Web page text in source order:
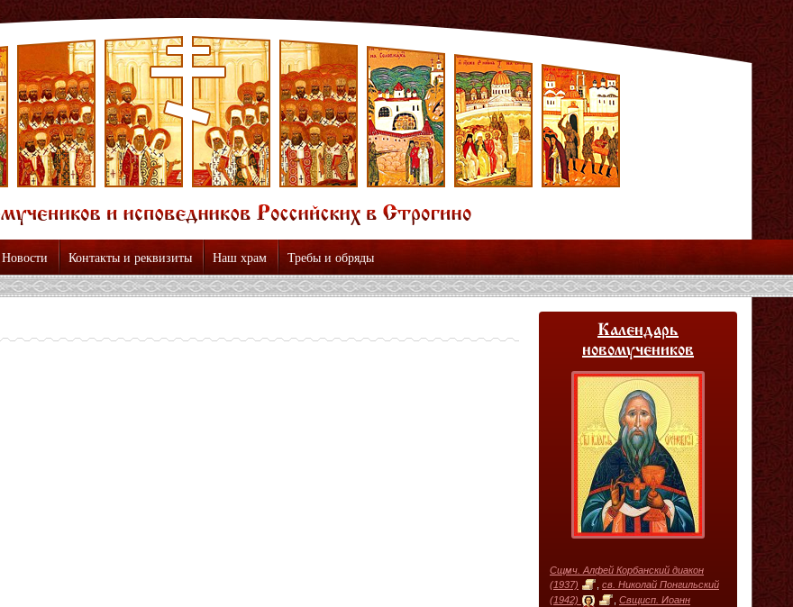
Новости Контакты и реквизиты Наш храм Требы и обряды
Календарь
новомучеников
Сщмч. Алфей Корбанский диакон
(1937)
св. Николай Понгильский
(1942)
Свщисп. Иоанн